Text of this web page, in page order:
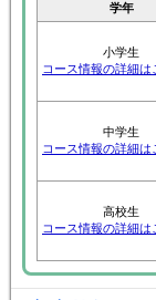
コース情報の詳細は
コース情報の詳細は
コース情報の詳細は
家庭教師の